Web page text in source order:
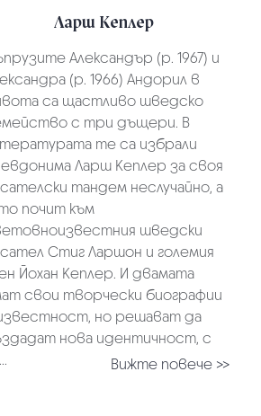
Ларш Кеплер
Александър (р. 1967) и
(р. 1966) Андорил в
са щастливо шведско
с три дъщери. В
те са избрали
Ларш Кеплер за своя
тандем неслучайно, а
почит към
шведски
Стиг Ларшон и големия
Йохан Кеплер. И двамата
свои творчески биографии
но решават да
нова идентичност, с
Вижте повече >>